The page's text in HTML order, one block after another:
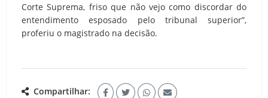
Corte Suprema, friso que não vejo como discordar do
entendimento esposado pelo tribunal superior”,
proferiu o magistrado na decisão.
Compartilhar: